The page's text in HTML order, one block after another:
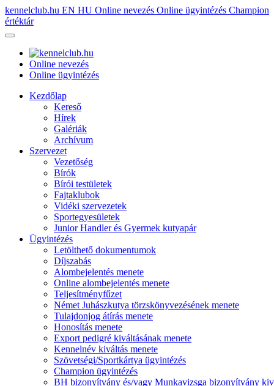
kennelclub.hu EN HU Online nevezés Online ügyintézés Champion
értéktár
Online nevezés
Online ügyintézés
Kezdőlap
Kereső
Hírek
Galériák
Archívum
Szervezet
Vezetőség
Bírók
Bírói testületek
Fajtaklubok
Vidéki szervezetek
Sportegyesületek
Junior Handler és Gyermek kutyapár
Ügyintézés
Letölthető dokumentumok
Díjszabás
Alombejelentés menete
Online alombejelentés menete
Teljesítményfűzet
Német Juhászkutya törzskönyvezésének menete
Tulajdonjog átírás menete
Honosítás menete
Export pedigré kiváltásának menete
Kennelnév kiváltás menete
Szövetségi/Sportkártya ügyintézés
Champion ügyintézés
BH bizonyítvány és/vagy Munkavizsga bizonyítvány